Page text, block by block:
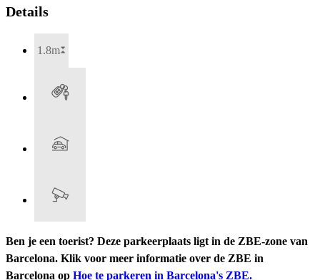
Details
1.8m
Ben je een toerist? Deze parkeerplaats ligt in de ZBE-zone van
Barcelona. Klik voor meer informatie over de ZBE in
Barcelona op Hoe te parkeren in Barcelona's ZBE.